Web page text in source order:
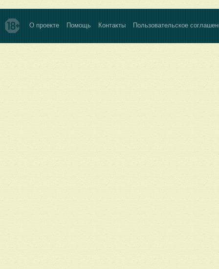
О проекте Помощь Контакты Пользовательское